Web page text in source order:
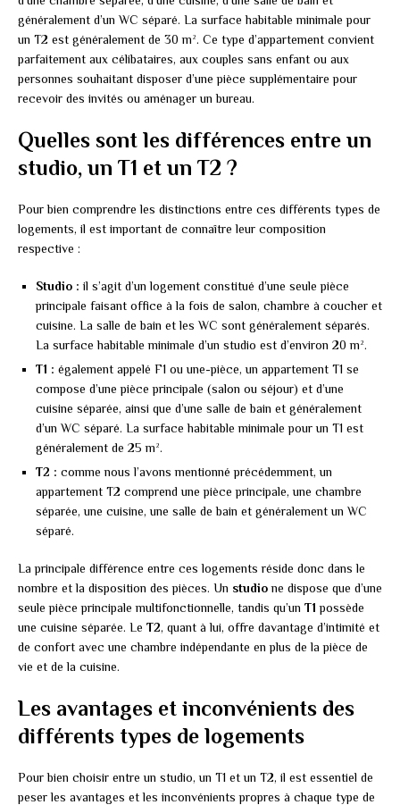
généralement d’un WC séparé. La surface habitable minimale pour
un T2 est généralement de 30 m². Ce type d’appartement convient
parfaitement aux célibataires, aux couples sans enfant ou aux
personnes souhaitant disposer d’une pièce supplémentaire pour
recevoir des invités ou aménager un bureau.
Quelles sont les différences entre un
studio, un T1 et un T2 ?
Pour bien comprendre les distinctions entre ces différents types de
logements, il est important de connaître leur composition
respective :
Studio : il s’agit d’un logement constitué d’une seule pièce
principale faisant office à la fois de salon, chambre à coucher et
cuisine. La salle de bain et les WC sont généralement séparés.
La surface habitable minimale d’un studio est d’environ 20 m².
T1 : également appelé F1 ou une-pièce, un appartement T1 se
compose d’une pièce principale (salon ou séjour) et d’une
cuisine séparée, ainsi que d’une salle de bain et généralement
d’un WC séparé. La surface habitable minimale pour un T1 est
généralement de 25 m².
T2 : comme nous l’avons mentionné précédemment, un
appartement T2 comprend une pièce principale, une chambre
séparée, une cuisine, une salle de bain et généralement un WC
séparé.
La principale différence entre ces logements réside donc dans le
nombre et la disposition des pièces. Un studione dispose que d’une
seule pièce principale multifonctionnelle, tandis qu’un T1 possède
une cuisine séparée. Le T2, quant à lui, offre davantage d’intimité et
de confort avec une chambre indépendante en plus de la pièce de
vie et de la cuisine.
Les avantages et inconvénients des
différents types de logements
Pour bien choisir entre un studio, un T1 et un T2, il est essentiel de
peser les avantages et les inconvénients propres à chaque type de